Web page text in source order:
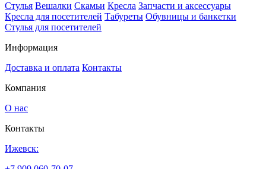
Стулья Вешалки Скамьи Кресла Запчасти и аксессуары
Кресла для посетителей Табуреты Обувницы и банкетки
Стулья для посетителей
Информация
Доставка и оплата Контакты
Компания
О нас
Контакты
Ижевск: